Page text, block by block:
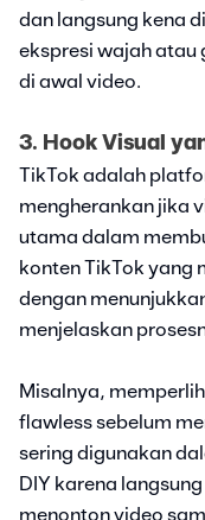
dan langsung kena
ekspresi wajah atau
di awal video.
3. Hook Visual
TikTok adalah
mengherankan jika
utama dalam
konten TikTok yang
dengan
menjelaskan
Misalnya,
flawless sebelum
sering digunakan
DIY karena
menonton video